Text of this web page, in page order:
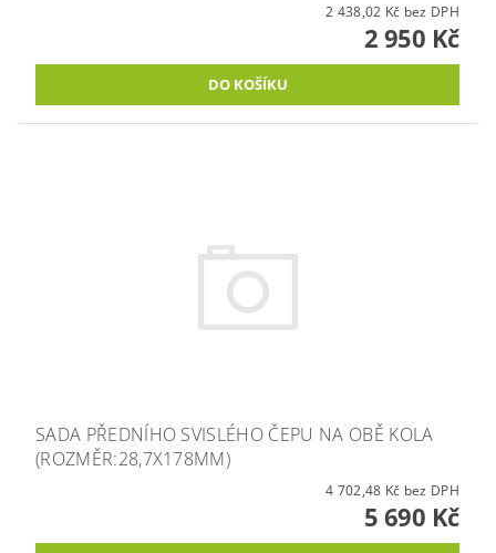
2 438,02 Kč bez DPH
2 950 Kč
SADA PŘEDNÍHO SVISLÉHO ČEPU NA OBĚ KOLA
(ROZMĚR:28,7X178MM)
4 702,48 Kč bez DPH
5 690 Kč